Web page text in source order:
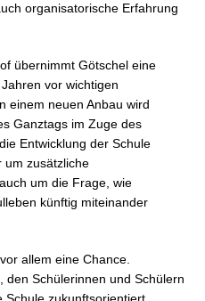
organisatorische Erfahrung
übernimmt Götschel eine
vor wichtigen
einem neuen Anbau wird
Ganztags im Zuge des
Entwicklung der Schule
um zusätzliche
um die Frage, wie
künftig miteinander
allem eine Chance.
den Schülerinnen und Schülern